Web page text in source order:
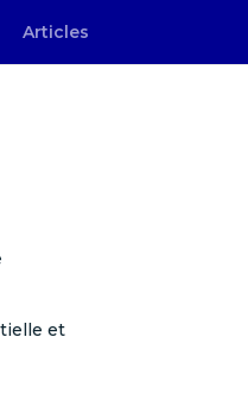
Articles
et